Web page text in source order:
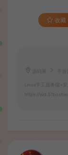
收藏
手游
Linux手工服务端+
https://